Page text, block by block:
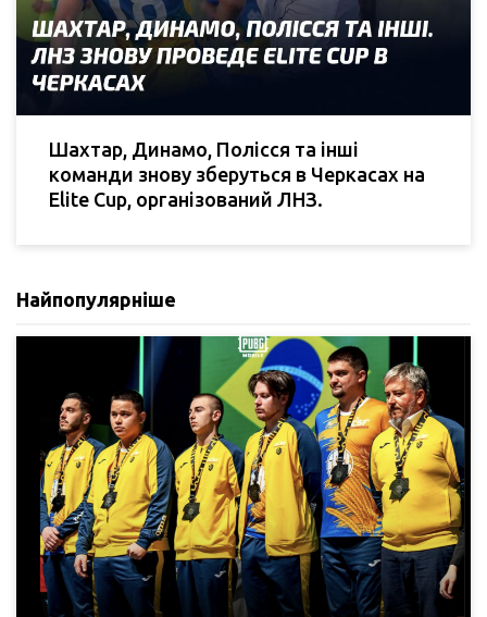
Шахтар, Динамо, Полісся та інші
команди знову зберуться в Черкасах на
Elite Cup, організований ЛНЗ.
Найпопулярніше